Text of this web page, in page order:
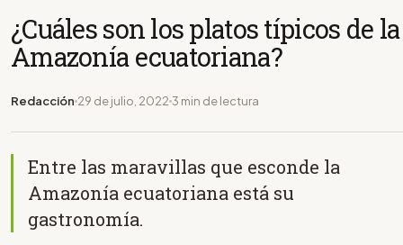
¿Cuáles son los platos típicos de la
Amazonía ecuatoriana?
Redacción 29 de julio, 2022 3 min de lectura
Entre las maravillas que esconde la
Amazonía ecuatoriana está su
gastronomía.